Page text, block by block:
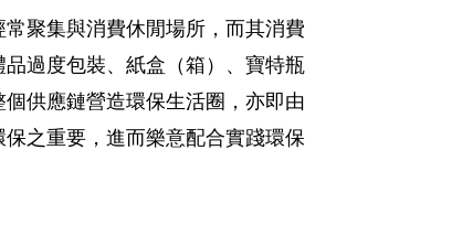
聚集與消費休閒場所，而其消費
過度包裝、紙盒（箱）、寶特瓶
供應鏈營造環保生活圈，亦即由
之重要，進而樂意配合實踐環保